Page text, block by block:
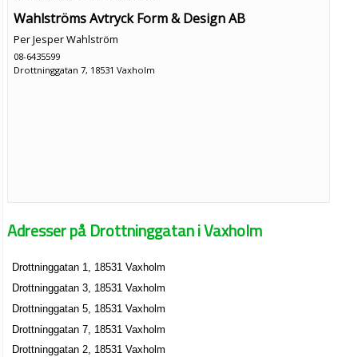
Wahlströms Avtryck Form & Design AB
Per Jesper Wahlström
08-6435599
Drottninggatan 7, 18531 Vaxholm
Adresser på Drottninggatan i Vaxholm
Drottninggatan 1, 18531 Vaxholm
Drottninggatan 3, 18531 Vaxholm
Drottninggatan 5, 18531 Vaxholm
Drottninggatan 7, 18531 Vaxholm
Drottninggatan 2, 18531 Vaxholm